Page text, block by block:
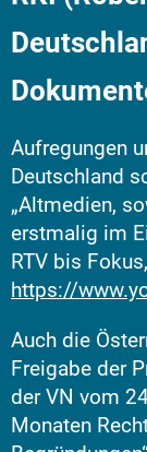
Aufregungen
Deutschland
„Altmedien,
erstmalig im
RTV bis
https://
Auch die
Freigabe der
der VN vom
Monaten